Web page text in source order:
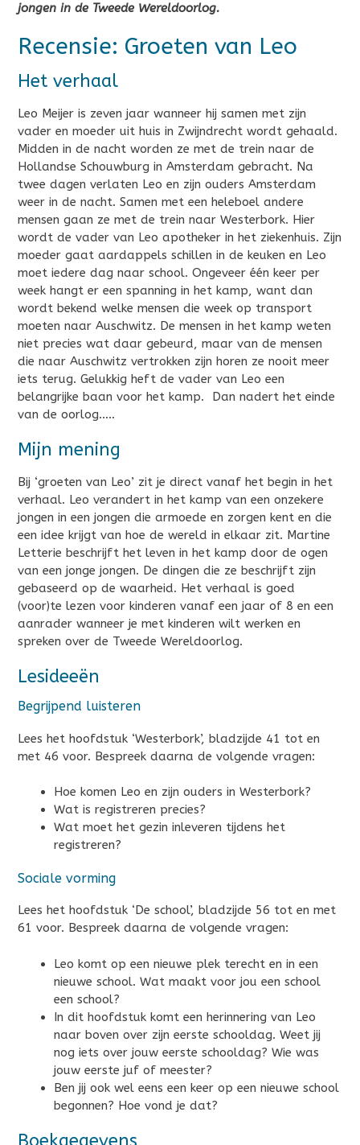
jongen in de Tweede Wereldoorlog.
Recensie: Groeten van Leo
Het verhaal
Leo Meijer is zeven jaar wanneer hij samen met zijn
vader en moeder uit huis in Zwijndrecht wordt gehaald.
Midden in de nacht worden ze met de trein naar de
Hollandse Schouwburg in Amsterdam gebracht. Na
twee dagen verlaten Leo en zijn ouders Amsterdam
weer in de nacht. Samen met een heleboel andere
mensen gaan ze met de trein naar Westerbork. Hier
wordt de vader van Leo apotheker in het ziekenhuis. Zijn
moeder gaat aardappels schillen in de keuken en Leo
moet iedere dag naar school. Ongeveer één keer per
week hangt er een spanning in het kamp, want dan
wordt bekend welke mensen die week op transport
moeten naar Auschwitz. De mensen in het kamp weten
niet precies wat daar gebeurd, maar van de mensen
die naar Auschwitz vertrokken zijn horen ze nooit meer
iets terug. Gelukkig heft de vader van Leo een
belangrijke baan voor het kamp. Dan nadert het einde
van de oorlog…..
Mijn mening
Bij ‘groeten van Leo’ zit je direct vanaf het begin in het
verhaal. Leo verandert in het kamp van een onzekere
jongen in een jongen die armoede en zorgen kent en die
een idee krijgt van hoe de wereld in elkaar zit. Martine
Letterie beschrijft het leven in het kamp door de ogen
van een jonge jongen. De dingen die ze beschrijft zijn
gebaseerd op de waarheid. Het verhaal is goed
(voor)te lezen voor kinderen vanaf een jaar of 8 en een
aanrader wanneer je met kinderen wilt werken en
spreken over de Tweede Wereldoorlog.
Lesideeën
Begrijpend luisteren
Lees het hoofdstuk ‘Westerbork’, bladzijde 41 tot en
met 46 voor. Bespreek daarna de volgende vragen:
Hoe komen Leo en zijn ouders in Westerbork?
Wat is registreren precies?
Wat moet het gezin inleveren tijdens het
registreren?
Sociale vorming
Lees het hoofdstuk ‘De school’, bladzijde 56 tot en met
61 voor. Bespreek daarna de volgende vragen:
Leo komt op een nieuwe plek terecht en in een
nieuwe school. Wat maakt voor jou een school
een school?
In dit hoofdstuk komt een herinnering van Leo
naar boven over zijn eerste schooldag. Weet jij
nog iets over jouw eerste schooldag? Wie was
jouw eerste juf of meester?
Ben jij ook wel eens een keer op een nieuwe school
begonnen? Hoe vond je dat?